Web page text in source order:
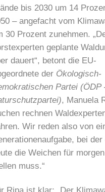
bis 2030 um 14
– angefacht vom
30 Prozent zunehmen.
geplante
dauert“, betont die EU-
der Ökologisch-
Partei (ÖDP
, Manuela
rechnen
Wir reden also von
bei
die Weichen für
muss.“
Ripa ist klar: „Der